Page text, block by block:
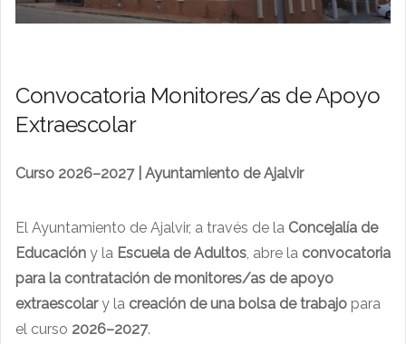
Convocatoria Monitores/as de Apoyo
Extraescolar
Curso 2026–2027 | Ayuntamiento de Ajalvir
El Ayuntamiento de Ajalvir, a través de la Concejalía de
Educación y la Escuela de Adultos, abre la convocatoria
para la contratación de monitores/as de apoyo
extraescolary la creación de una bolsa de trabajo para
el curso 2026–2027.